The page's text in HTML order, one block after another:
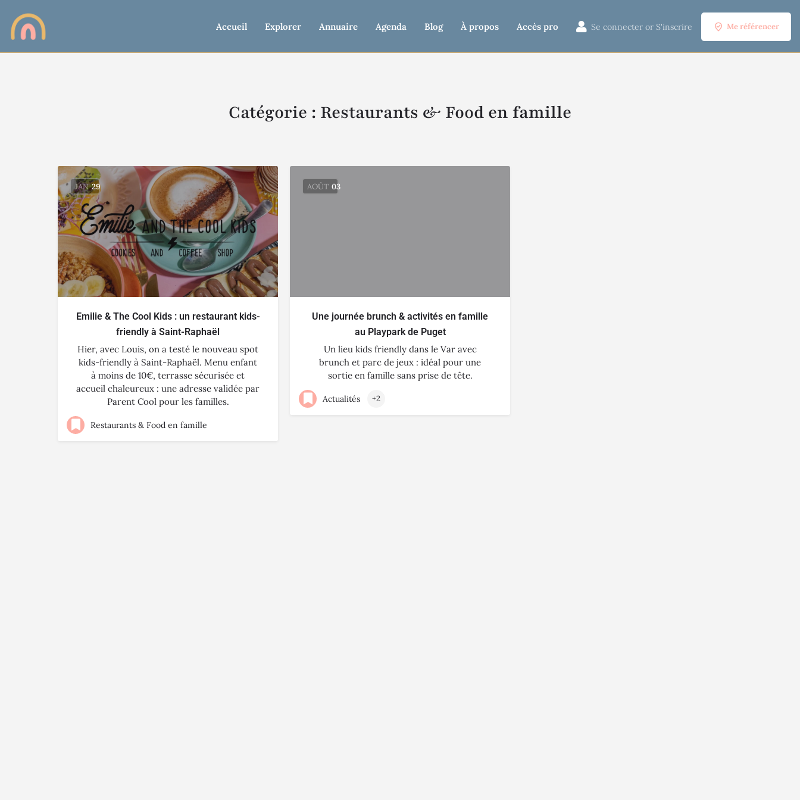
Accueil Explorer Annuaire Agenda Blog À propos Accès pro Se connecter or S'inscrire Me référencer
Catégorie : Restaurants & Food en famille
JAN 29
Emilie & The Cool Kids : un restaurant kids-
friendly à Saint-Raphaël
Hier, avec Louis, on a testé le nouveau spot
kids-friendly à Saint-Raphaël. Menu enfant
à moins de 10€, terrasse sécurisée et
accueil chaleureux : une adresse validée par
Parent Cool pour les familles.
Restaurants & Food en famille
AOÛT 03
Une journée brunch & activités en famille
au Playpark de Puget
Un lieu kids friendly dans le Var avec
brunch et parc de jeux : idéal pour une
sortie en famille sans prise de tête.
Actualités +2